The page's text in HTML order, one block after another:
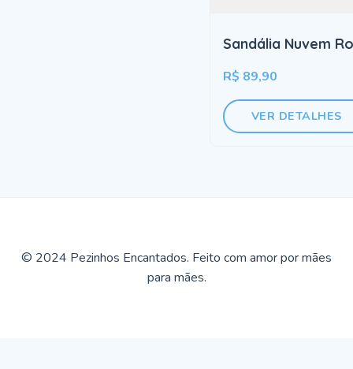
Sandália Nuvem
R$ 89,90
VER DETALHES
© 2024 Pezinhos Encantados. Feito com amor por mães
para mães.